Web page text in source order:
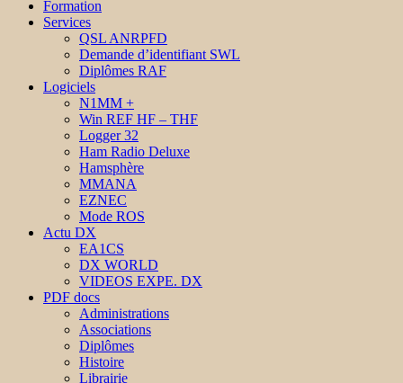
Formation
Services
QSL ANRPFD
Demande d’identifiant SWL
Diplômes RAF
Logiciels
N1MM +
Win REF HF – THF
Logger 32
Ham Radio Deluxe
Hamsphère
MMANA
EZNEC
Mode ROS
Actu DX
EA1CS
DX WORLD
VIDEOS EXPE. DX
PDF docs
Administrations
Associations
Diplômes
Histoire
Librairie